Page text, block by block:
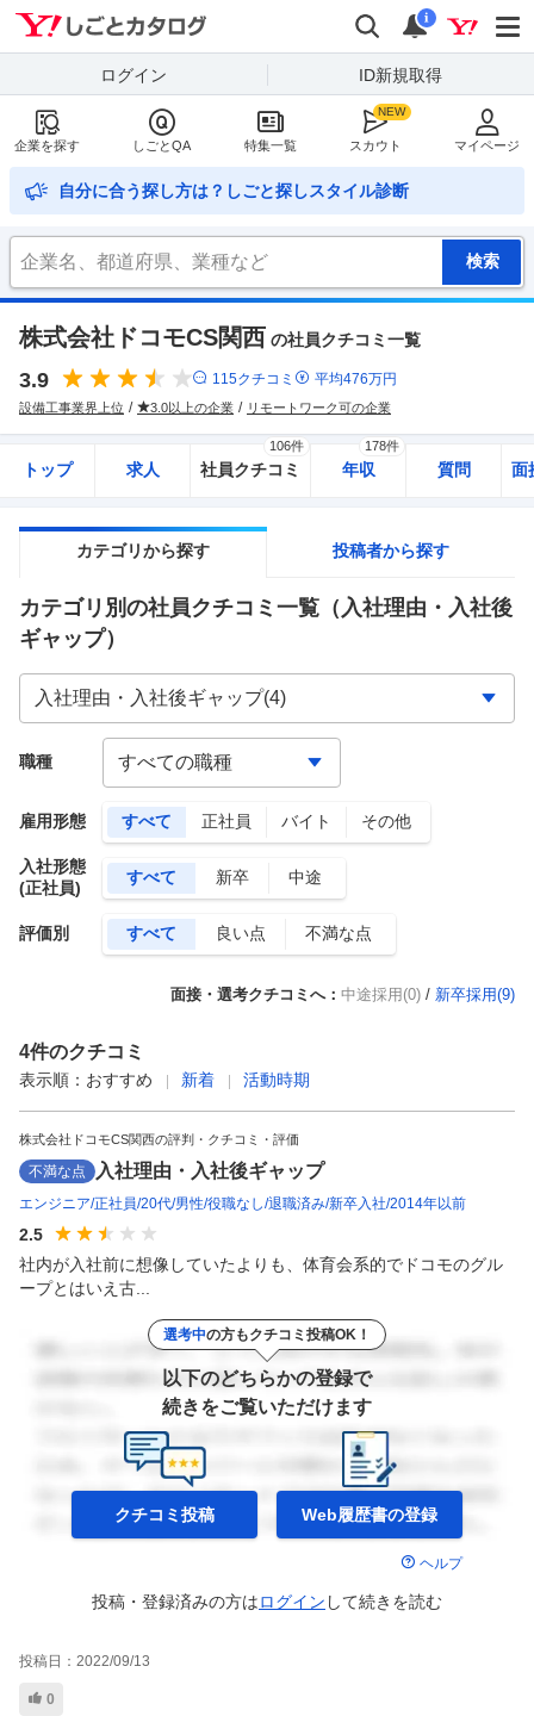
検索
通知
i
ログイン ID新規取得
企業を探す しごとQA 特集一覧 スカウト マイページ
自分に合う探し方は？しごと探しスタイル診断
株式会社ドコモCS関西 の社員クチコミ一覧
3.9 115クチコミ 平均476万円
設備工事業界上位 3.0以上の企業 リモートワーク可の企業
トップ 求人 社員クチコミ
106件
年収
178件
質問 面
カテゴリから探す 投稿者から探す
カテゴリ別の社員クチコミ一覧 （入社理由・入社後
ギャップ）
雇用形態 すべて 正社員 バイト その他
入社形態
(正社員)
すべて 新卒 中途
評価別 すべて 良い点 不満な点
職種
面接・選考クチコミへ： 中途採用(0) / 新卒採用(9)
4件のクチコミ
表示順： おすすめ 新着 活動時期
株式会社ドコモCS関西の評判・クチコミ・評価
不満な点 入社理由・入社後ギャップ
エンジニア 正社員 20代 男性 役職なし 退職済み 新卒入社 2014年以前
2.5
社内が入社前に想像していたよりも、体育会系的でドコモのグル
ープとはいえ古...
選考中の方もクチコミ投稿OK！
以下のどちらかの登録で
続きをご覧いただけます
クチコミ投稿 Web履歴書の登録
ヘルプ
投稿・登録済みの方はログイン して続きを読む
投稿日： 2022/09/13
0